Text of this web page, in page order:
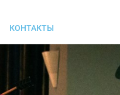
КОНТАКТЫ